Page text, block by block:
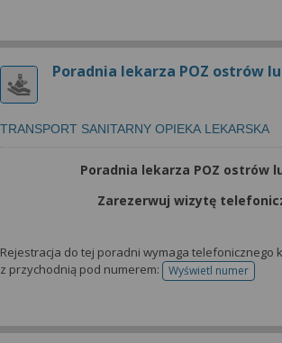
Poradnia lekarza POZ ostrów
TRANSPORT SANITARNY OPIEKA LEKARSKA
Poradnia lekarza POZ ostrów
Zarezerwuj wizytę
Rejestracja do tej poradni wymaga telefonicznego
z przychodnią pod numerem:
Wyświetl numer
telefonu do